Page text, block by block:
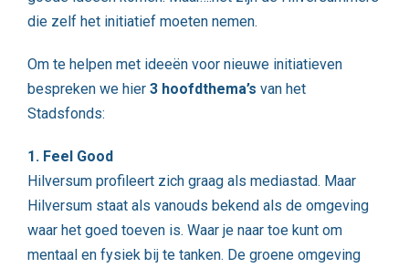
die zelf het initiatief moeten nemen.
Om te helpen met ideeën voor nieuwe initiatieven
bespreken we hier 3 hoofdthema’s van het
Stadsfonds:
1. Feel Good
Hilversum profileert zich graag als mediastad. Maar
Hilversum staat als vanouds bekend als de omgeving
waar het goed toeven is. Waar je naar toe kunt om
mentaal en fysiek bij te tanken. De groene omgeving